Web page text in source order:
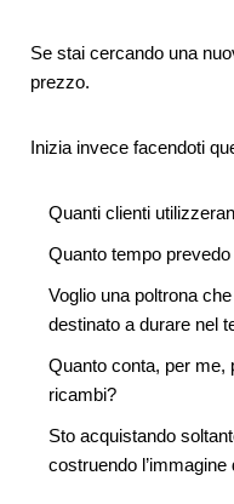
Se stai cercando una
prezzo.
Inizia invece facendoti
Quanti clienti
Quanto tempo
Voglio una poltrona
destinato a durare nel
Quanto conta, per me,
ricambi?
Sto acquistando
costruendo